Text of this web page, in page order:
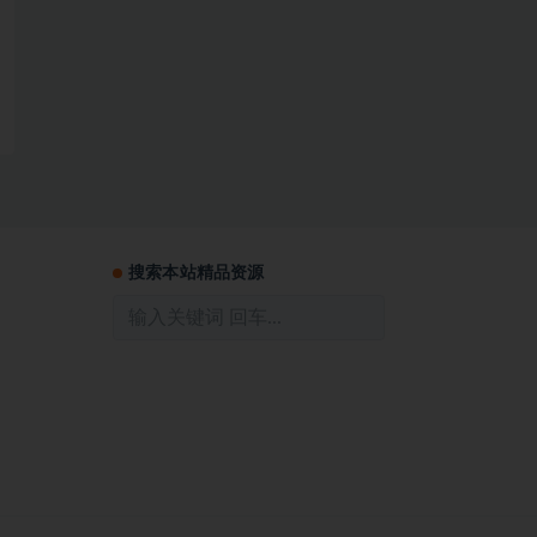
搜索本站精品资源